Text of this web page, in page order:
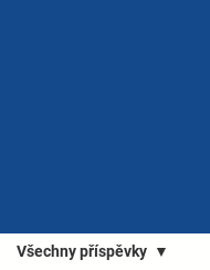
Všechny příspěvky